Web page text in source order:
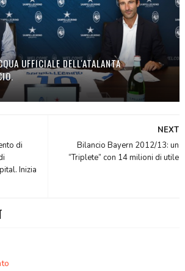
UFFICIALE DELL'ATALANTA
NEXT
Bilancio Bayern 2012/13: un
“Triplete” con 14 milioni di utile
di
Inizia